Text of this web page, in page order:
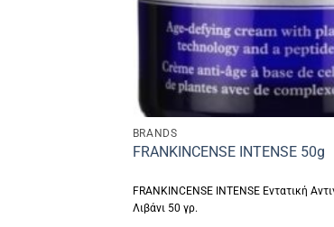
BRANDS
FRANKINCENSE INTENSE 50g
FRANKINCENSE INTENSE Εντατική
Λιβάνι 50 γρ.